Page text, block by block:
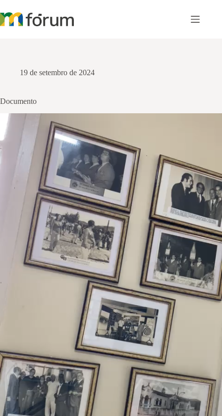
para
o
19 de setembro de 2024
Documento